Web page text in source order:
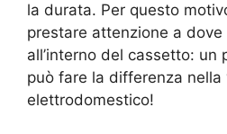
la durata. Per questo
prestare attenzione a
all’interno del cassetto: un
può fare la differenza
elettrodomestico!